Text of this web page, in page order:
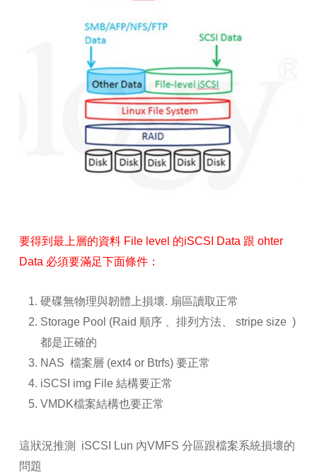
要得到最上層的資料 File level 的iSCSI Data 跟 ohter
Data 必須要滿足下面條件：
硬碟無物理與韌體上損壞. 扇區讀取正常
Storage Pool (Raid 順序 、排列方法、 stripe size )
都是正確的
NAS 檔案層 (ext4 or Btrfs) 要正常
iSCSI img File 結構要正常
VMDK檔案結構也要正常
這狀況推測 iSCSI Lun 內VMFS 分區跟檔案系統損壞的
問題